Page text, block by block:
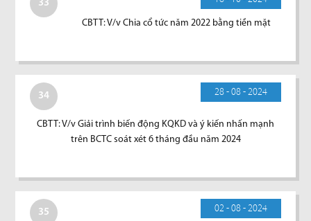
33
CBTT: V/v Chia cổ tức năm 2022 bằng tiền mặt
34 28 - 08 - 2024
CBTT: V/v Giải trình biến động KQKD và ý kiến nhấn mạnh
trên BCTC soát xét 6 tháng đầu năm 2024
35 02 - 08 - 2024